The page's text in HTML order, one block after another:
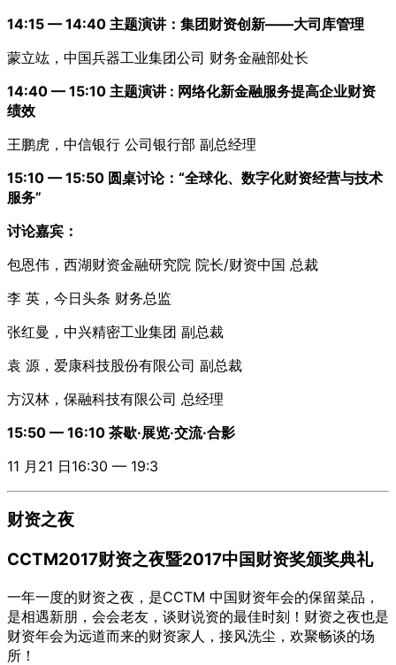
14:15 — 14:40 主题演讲：集团财资创新——大司库管理
蒙立竑，中国兵器工业集团公司 财务金融部处长
14:40 — 15:10 主题演讲 : 网络化新金融服务提高企业财资
绩效
王鹏虎，中信银行 公司银行部 副总经理
15:10 — 15:50 圆桌讨论：“全球化、数字化财资经营与技术
服务”
讨论嘉宾：
包恩伟，西湖财资金融研究院 院长/财资中国 总裁
李 英，今日头条 财务总监
张红曼，中兴精密工业集团 副总裁
袁 源，爱康科技股份有限公司 副总裁
方汉林，保融科技有限公司 总经理
15:50 — 16:10 茶歇·展览·交流·合影
11 月21 日16:30 — 19:3
财资之夜
CCTM2017财资之夜暨2017中国财资奖颁奖典礼
一年一度的财资之夜，是CCTM 中国财资年会的保留菜品，
是相遇新朋，会会老友，谈财说资的最佳时刻！财资之夜也是
财资年会为远道而来的财资家人，接风洗尘，欢聚畅谈的场
所！